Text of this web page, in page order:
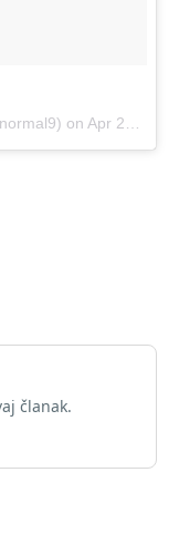
on Apr 22, 2017 at 6:02pm PDT
članak.